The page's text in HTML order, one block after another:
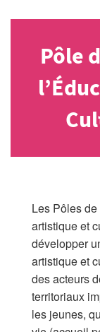
Programmation/
Espace Presse
Les résidences
Prix littéraires
Auteurs en
ACTIONS
Pôle
Les Pôles
artistique et
développer
artistique et
des acteurs
territoriaux
les jeunes,